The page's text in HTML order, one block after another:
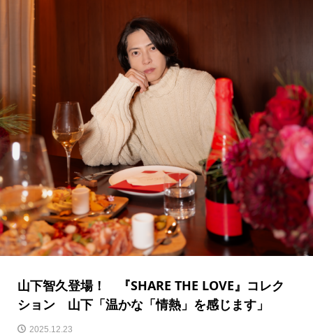
山下智久登場！ 『SHARE THE LOVE』コレク
ション 山下「温かな「情熱」を感じます」
2025.12.23